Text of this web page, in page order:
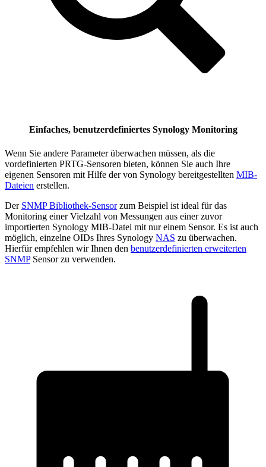
Einfaches, benutzerdefiniertes Synology Monitoring
Wenn Sie andere Parameter überwachen müssen, als die
vordefinierten PRTG-Sensoren bieten, können Sie auch Ihre
eigenen Sensoren mit Hilfe der von Synology bereitgestellten MIB-
Dateien erstellen.
Der SNMP Bibliothek-Sensorzum Beispiel ist ideal für das
Monitoring einer Vielzahl von Messungen aus einer zuvor
importierten Synology MIB-Datei mit nur einem Sensor. Es ist auch
möglich, einzelne OIDs Ihres Synology NAS zu überwachen.
Hierfür empfehlen wir Ihnen den benutzerdefinierten erweiterten
SNMPSensor zu verwenden.